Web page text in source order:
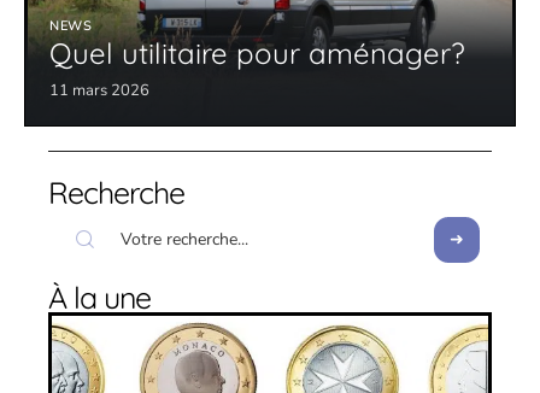
NEWS
Quel utilitaire pour aménager?
11 mars 2026
Recherche
À la une